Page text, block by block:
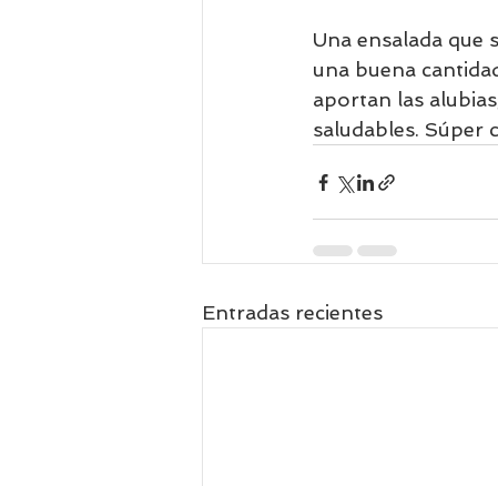
Una ensalada que
una buena
aportan las
saludables. Súper
Entradas recientes